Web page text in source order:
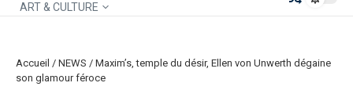
ART & CULTURE
Accueil / NEWS / Maxim’s, temple du désir, Ellen von Unwerth dégaine
son glamour féroce